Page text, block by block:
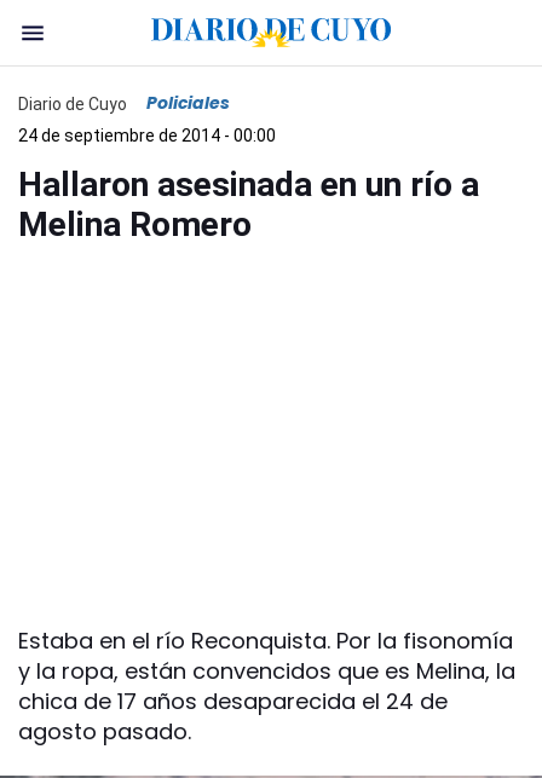
Diario de Cuyo Policiales
24 de septiembre de 2014 - 00:00
Hallaron asesinada en un río a
Melina Romero
Estaba en el río Reconquista. Por la fisonomía
y la ropa, están convencidos que es Melina, la
chica de 17 años desaparecida el 24 de
agosto pasado.